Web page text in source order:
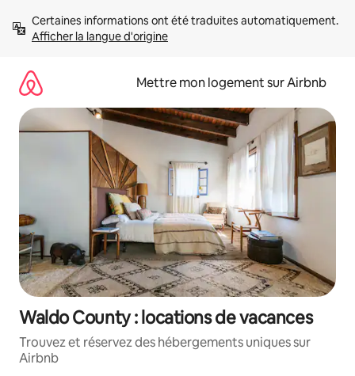
directement
Afficher la langue d'origine
Mettre mon logement sur Airbnb
Waldo County : locations de vacances
Trouvez et réservez des hébergements uniques sur
Airbnb